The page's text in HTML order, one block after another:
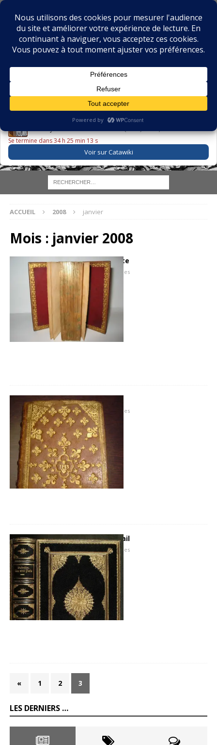
BIBLIOPHILIE.COM
LE BLOG DU BIBLIOPHILE, DES BIBLIOPHILES, DE LA
LE LIVRE DU JOUR
Se termine dans 34 h 25 min 12 s
Voir sur Catawiki
ACCUEIL 2008 janvier
Mois : janvier 2008
La Reliure Janséniste
3 janvier 2008 Hugues
La Reliure à semis.
2 janvier 2008 Hugues
La Reliure à l’Eventail
2 janvier 2008 Hugues
« 1 2 3
LES DERNIERS …